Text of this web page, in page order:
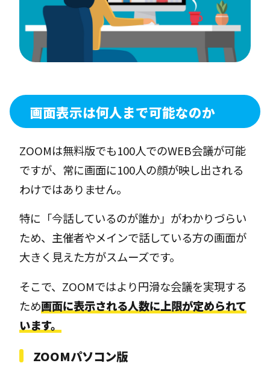
画面表示は何人まで可能なのか
ZOOMは無料版でも100人でのWEB会議が可能
ですが、常に画面に100人の顔が映し出される
わけではありません。
特に「今話しているのが誰か」がわかりづらい
ため、主催者やメインで話している方の画面が
大きく見えた方がスムーズです。
そこで、ZOOMではより円滑な会議を実現する
ため画面に表示される人数に上限が定められて
います。
ZOOMパソコン版